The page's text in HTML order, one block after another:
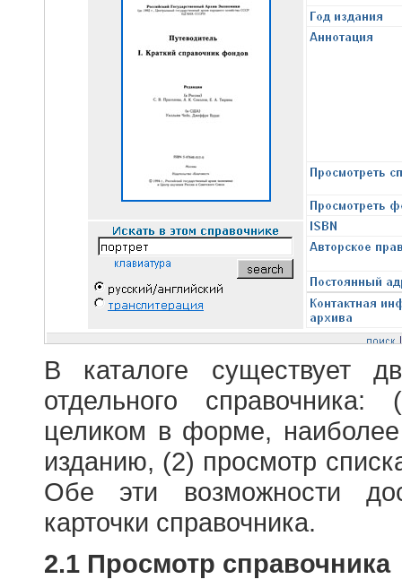
В каталоге существует
отдельного
целиком в форме,
изданию, (2) просмотр
Обе эти возможности
карточки справочника.
2.1 Просмотр справочника